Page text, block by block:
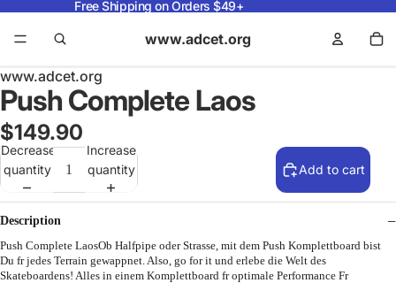
Free Shipping on Orders $49+
www.adcet.org
www.adcet.org
Push Complete Laos
$149.90
Decrease
quantity
Increase
quantity
Add to cart
Description
Push Complete LaosOb Halfpipe oder Strasse, mit dem Push Komplettboard bist
Du fr jedes Terrain gewappnet. Also, go for it und erlebe die Welt des
Skateboardens! Alles in einem Komplettboard fr optimale Performance Fr